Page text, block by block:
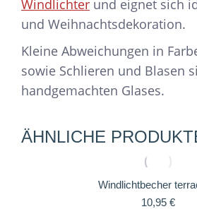
Windlichter und eignet sich
und Weihnachtsdekoration.
Kleine Abweichungen in
sowie Schlieren und Blasen
handgemachten Glases.
ÄHNLICHE
Windlichtbecher
10,95 €